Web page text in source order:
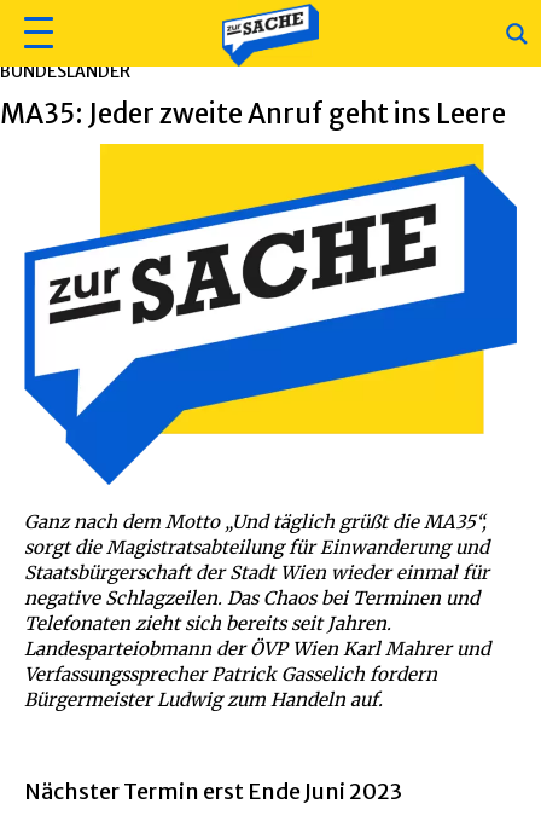
BUNDESLÄNDER
MA35: Jeder zweite Anruf geht ins Leere
Ganz nach dem Motto „Und täglich grüßt die MA35“,
sorgt die Magistratsabteilung für Einwanderung und
Staatsbürgerschaft der Stadt Wien wieder einmal für
negative Schlagzeilen. Das Chaos bei Terminen und
Telefonaten zieht sich bereits seit Jahren.
Landesparteiobmann der ÖVP Wien Karl Mahrer und
Verfassungssprecher Patrick Gasselich fordern
Bürgermeister Ludwig zum Handeln auf.
Nächster Termin erst Ende Juni 2023